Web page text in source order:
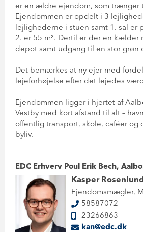
er en ældre ejendom, som trænger
Ejendommen er opdelt i 3
lejlighederne i stuen samt 1. sal er
2. er 55 m². Dertil er der en kælder
depot samt udgang til en stor grøn
Det bemærkes at ny ejer med
lejeforhøjelse efter det lejedes
Ejendommen ligger i hjertet af
Vestby med kort afstand til alt –
offentlig transport, skole, caféer og
byliv.
EDC Erhverv Poul Erik Bech,
Kasper
Ejendomsmægler,
58587072
23266863
kan@edc.dk